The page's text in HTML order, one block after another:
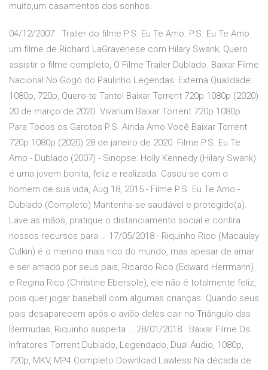
muito,um casamentos dos sonhos.
04/12/2007 · Trailer do filme P.S. Eu Te Amo. P.S. Eu Te Amo
um filme de Richard LaGravenese com Hilary Swank, Quero
assistir o filme completo, O Filme Trailer Dublado. Baixar Filme
Nacional No Gogó do Paulinho Legendas: Externa Qualidade:
1080p, 720p, Quero-te Tanto! Baixar Torrent 720p 1080p (2020)
20 de março de 2020. Vivarium Baixar Torrent 720p 1080p
Para Todos os Garotos P.S. Ainda Amo Você Baixar Torrent
720p 1080p (2020) 28 de janeiro de 2020. Filme P.S. Eu Te
Amo - Dublado (2007) - Sinopse: Holly Kennedy (Hilary Swank)
é uma jovem bonita, feliz e realizada. Casou-se com o
homem de sua vida, Aug 18, 2015 - Filme P.S. Eu Te Amo -
Dublado (Completo) Mantenha-se saudável e protegido(a).
Lave as mãos, pratique o distanciamento social e confira
nossos recursos para … 17/05/2018 · Riquinho Rico (Macaulay
Culkin) é o menino mais rico do mundo, mas apesar de amar
e ser amado por seus pais, Ricardo Rico (Edward Herrmann)
e Regina Rico (Christine Ebersole), ele não é totalmente feliz,
pois quer jogar baseball com algumas crianças. Quando seus
pais desaparecem após o avião deles cair no Triângulo das
Bermudas, Riquinho suspeita … 28/01/2018 · Baixar Filme Os
Infratores Torrent Dublado, Legendado, Dual Áudio, 1080p,
720p, MKV, MP4 Completo Download Lawless Na década de